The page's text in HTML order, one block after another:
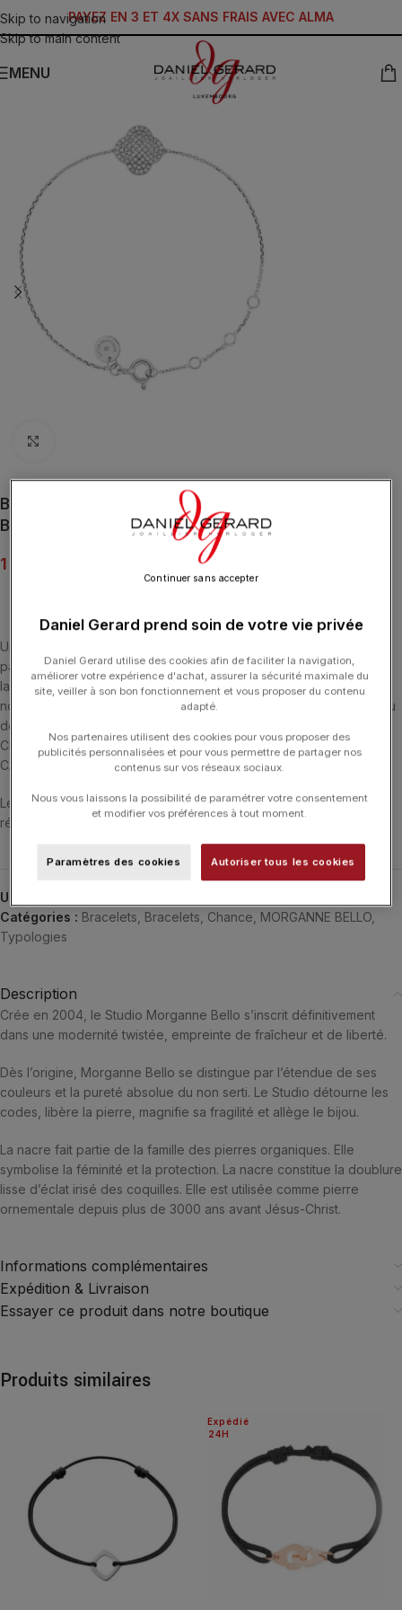
Skip to navigation
Skip to main content
PAYEZ EN 3 ET 4X SANS FRAIS AVEC ALMA
MENU
Bracelet Morganne Bello Chance Diamants Sertis Or
Blanc
1 850.00
Un symbole de bonne fortune, un volume courbe aux proportions
parfaites finement pavé de diamants, toute la virtuosité créative et
la subtilité du style Morganne Bello donnent naissance à cette
nouvelle collection. La chance est la poésie de la vie, le sourire du
destin, ces précieux talismans l’incarneront désormais. BRACELET
CHANCE DIAMANTS SERTIS (0.284 CARATS) OR BLANC 18
CARATS.
Les bracelets ont une longueur de 17 cm et ont 4 anneaux de
réglage.
UGS :
Catégories : Bracelets Bracelets Chance MORGANNE BELLO
Typologies
Description
Crée en 2004, le Studio Morganne Bello s’inscrit définitivement
dans une modernité twistée, empreinte de fraîcheur et de liberté.
Dès l’origine, Morganne Bello se distingue par l’étendue de ses
couleurs et la pureté absolue du non serti. Le Studio détourne les
codes, libère la pierre, magnifie sa fragilité et allège le bijou.
La nacre fait partie de la famille des pierres organiques. Elle
symbolise la féminité et la protection. La nacre constitue la doublure
lisse d’éclat irisé des coquilles. Elle est utilisée comme pierre
ornementale depuis plus de 3000 ans avant Jésus-Christ.
Informations complémentaires
Expédition & Livraison
Essayer ce produit dans notre boutique
Produits similaires
24H
Expédié
Daniel Gerard prend soin de votre vie privée
Daniel Gerard utilise des cookies afin de faciliter la navigation,
améliorer votre expérience d'achat, assurer la sécurité maximale du
site, veiller à son bon fonctionnement et vous proposer du contenu
adapté.
Nos partenaires utilisent des cookies pour vous proposer des
publicités personnalisées et pour vous permettre de partager nos
contenus sur vos réseaux sociaux.
Nous vous laissons la possibilité de paramétrer votre consentement
et modifier vos préférences à tout moment.
Paramètres des cookies Autoriser tous les cookies
Continuer sans accepter